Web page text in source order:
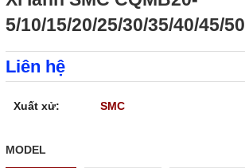
5/10/15/20/25/30/35/40/45/50
Liên hệ
Xuất xử: SMC
MODEL